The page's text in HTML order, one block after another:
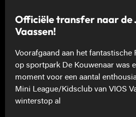
Officiële transfer naar de
Vaassen!
Voorafgaand aan het
op sportpark De Kouwenaar was
moment voor een aantal
Mini League/Kidsclub van VIOS
winterstop al